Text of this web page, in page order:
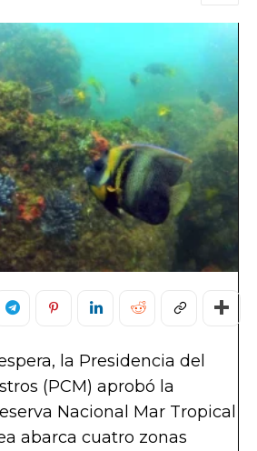
la Presidencia del
(PCM) aprobó la
Nacional Mar Tropical
abarca cuatro zonas